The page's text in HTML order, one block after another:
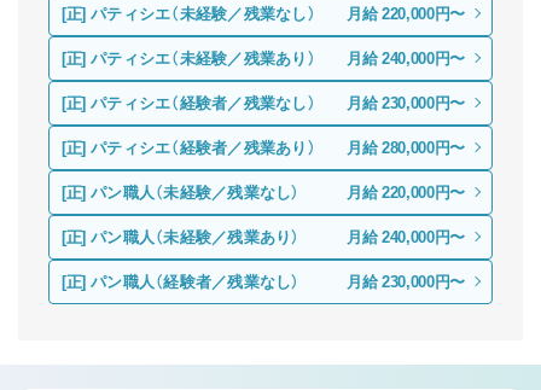
[正] パティシエ（未経験／残業なし） 月給 220,000円〜
[正] パティシエ（未経験／残業あり） 月給 240,000円〜
[正] パティシエ（経験者／残業なし） 月給 230,000円〜
[正] パティシエ（経験者／残業あり） 月給 280,000円〜
[正] パン職人（未経験／残業なし） 月給 220,000円〜
[正] パン職人（未経験／残業あり） 月給 240,000円〜
[正] パン職人（経験者／残業なし） 月給 230,000円〜